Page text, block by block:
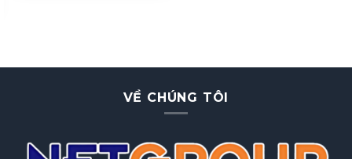
VỀ CHÚNG TÔI